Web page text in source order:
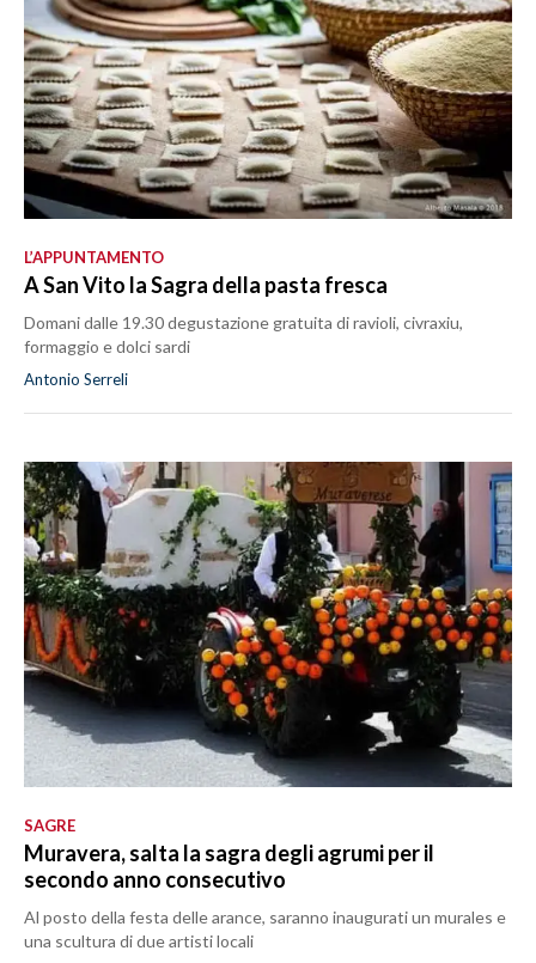
L’APPUNTAMENTO
A San Vito la Sagra della pasta fresca
Domani dalle 19.30 degustazione gratuita di ravioli, civraxiu,
formaggio e dolci sardi
Antonio Serreli
SAGRE
Muravera, salta la sagra degli agrumi per il
secondo anno consecutivo
Al posto della festa delle arance, saranno inaugurati un murales e
una scultura di due artisti locali